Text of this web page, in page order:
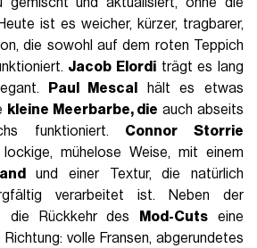
gemischt und aktualisiert, ohne die
ist es weicher, kürzer, tragbarer,
die sowohl auf dem roten Teppich
Jacob Elordi trägt es lang
Paul Mescal
hält es etwas
kleine Meerbarbe, die auch abseits
funktioniert. Connor Storrie
mühelose Weise, mit einem
und einer Textur, die natürlich
verarbeitet ist. Neben der
die Rückkehr des
Mod-Cuts eine
volle Fransen, abgerundetes